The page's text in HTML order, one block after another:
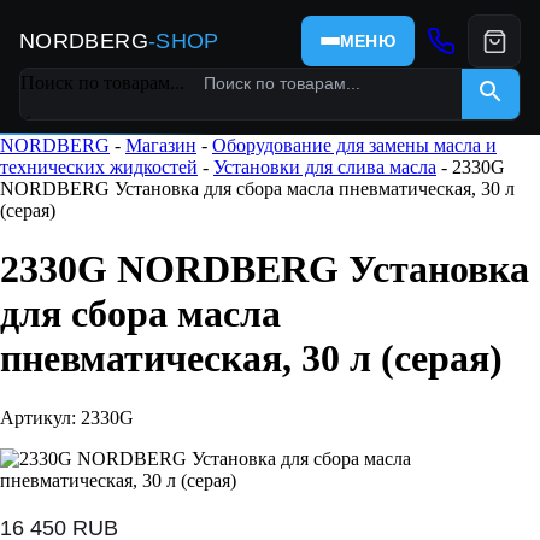
NORDBERG-SHOP МЕНЮ
Поиск по товарам...
×
NORDBERG - Магазин - Оборудование для замены масла и
технических жидкостей - Установки для слива масла - 2330G
NORDBERG Установка для сбора масла пневматическая, 30 л
(серая)
2330G NORDBERG Установка
для сбора масла
пневматическая, 30 л (серая)
Артикул: 2330G
16 450 RUB